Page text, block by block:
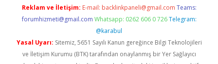
Reklam ve İletişim: E-mail: backlinkpaneli@gmail.com Teams:
forumhizmeti@gmail.com Whatsapp: 0262 606 0 726 Telegram:
@karabul
Yasal Uyarı: Sitemiz, 5651 Sayılı Kanun gereğince Bilgi Teknolojileri
ve İletişim Kurumu (BTK) tarafından onaylanmış bir Yer Sağlayıcı